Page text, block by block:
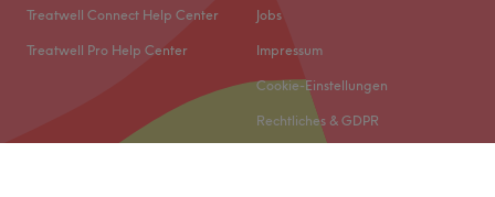
Treatwell Connect Help Center
Treatwell Pro Help Center
Jobs
Impressum
Cookie-Einstellungen
Rechtliches & GDPR